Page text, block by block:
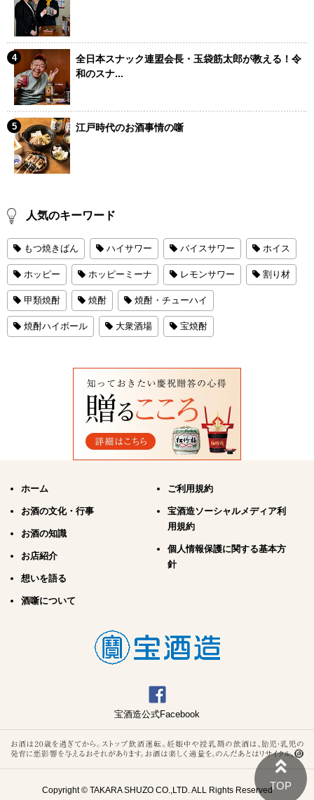
全日本スナック連盟会長・玉袋筋太郎が教える！令
和のスナ...
江戸時代のお酒事情の噺
人気のキーワード
もつ焼きばん ハイサワー バイスサワー ホイス
ホッピー ホッピーミーナ レモンサワー 割り材
甲類焼酎 焼酎 焼酎・チューハイ
焼酎ハイボール 大衆酒場 宝焼酎
ホーム
お酒の文化・行事
お酒の知識
お店紹介
想いを語る
酒噺について
ご利用規約
宝酒造ソーシャルメディア利
用規約
個人情報保護に関する基本方
針
宝酒造公式Facebook
Copyright © TAKARA SHUZO CO.,LTD. ALL Rights Reserved